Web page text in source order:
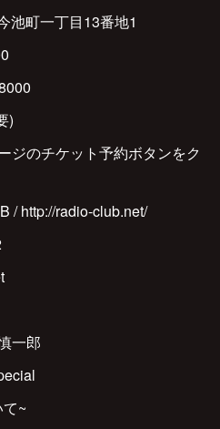
池町一丁目13番地1
)
ジのチケット予約ボタンをク
/ http://radio-club.net/
一郎
~